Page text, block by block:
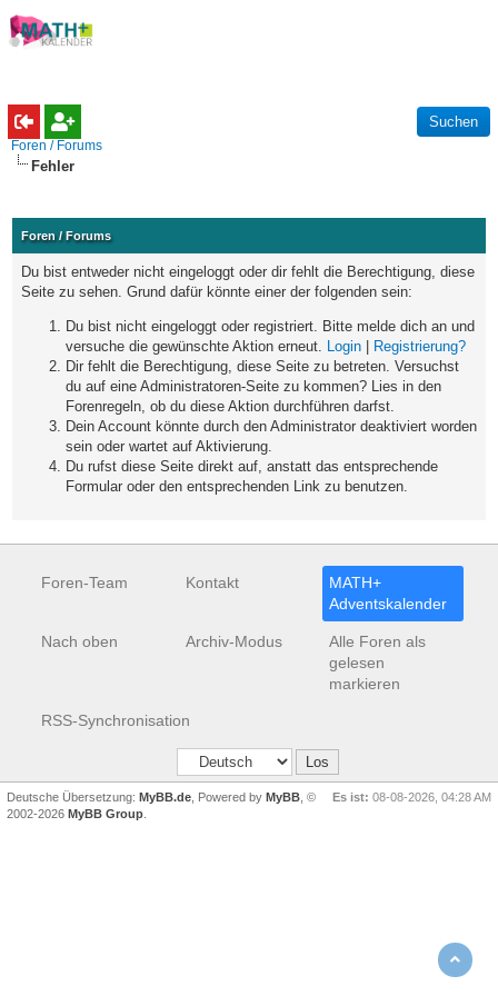
Foren / Forums
Fehler
Foren / Forums
Du bist entweder nicht eingeloggt oder dir fehlt die Berechtigung, diese
Seite zu sehen. Grund dafür könnte einer der folgenden sein:
Du bist nicht eingeloggt oder registriert. Bitte melde dich an und
versuche die gewünschte Aktion erneut. Login | Registrierung?
Dir fehlt die Berechtigung, diese Seite zu betreten. Versuchst
du auf eine Administratoren-Seite zu kommen? Lies in den
Forenregeln, ob du diese Aktion durchführen darfst.
Dein Account könnte durch den Administrator deaktiviert worden
sein oder wartet auf Aktivierung.
Du rufst diese Seite direkt auf, anstatt das entsprechende
Formular oder den entsprechenden Link zu benutzen.
Foren-Team Kontakt
MATH+
Adventskalender
Nach oben Archiv-Modus
Alle Foren als
gelesen
markieren
RSS-Synchronisation
Es ist: 08-08-2026, 04:28 AM
Deutsche Übersetzung: MyBB.de , Powered by MyBB , ©
2002-2026 MyBB Group